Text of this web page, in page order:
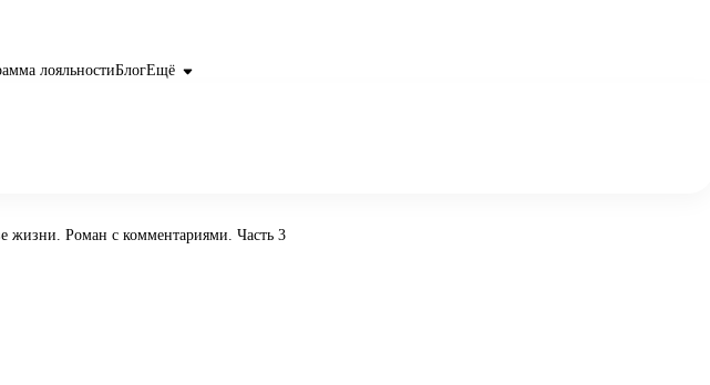
лояльностиБлогЕщё
жизни. Роман с комментариями. Часть 3